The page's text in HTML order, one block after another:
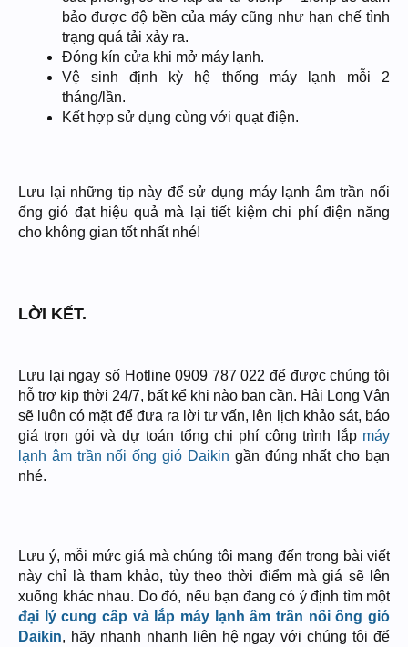
bảo được độ bền của máy cũng như hạn chế tình
trạng quá tải xảy ra.
Đóng kín cửa khi mở máy lạnh.
Vệ sinh định kỳ hệ thống máy lạnh mỗi 2
tháng/lần.
Kết hợp sử dụng cùng với quạt điện.
Lưu lại những tip này để sử dụng máy lạnh âm trần nối
ống gió đạt hiệu quả mà lại tiết kiệm chi phí điện năng
cho không gian tốt nhất nhé!
LỜI KẾT.
Lưu lại ngay số Hotline 0909 787 022 để được chúng tôi
hỗ trợ kịp thời 24/7, bất kể khi nào bạn cần. Hải Long Vân
sẽ luôn có mặt để đưa ra lời tư vấn, lên lịch khảo sát, báo
giá trọn gói và dự toán tổng chi phí công trình lắp máy
lạnh âm trần nối ống gió Daikin gần đúng nhất cho bạn
nhé.
Lưu ý, mỗi mức giá mà chúng tôi mang đến trong bài viết
này chỉ là tham khảo, tùy theo thời điểm mà giá sẽ lên
xuống khác nhau. Do đó, nếu bạn đang có ý định tìm một
đại lý cung cấp và lắp máy lạnh âm trần nối ống gió
Daikin, hãy nhanh nhanh liên hệ ngay với chúng tôi để